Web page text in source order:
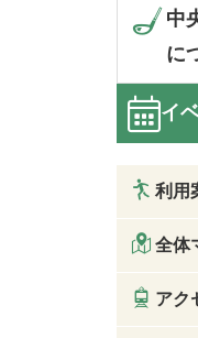
中
に
イ
利用
全体
アク